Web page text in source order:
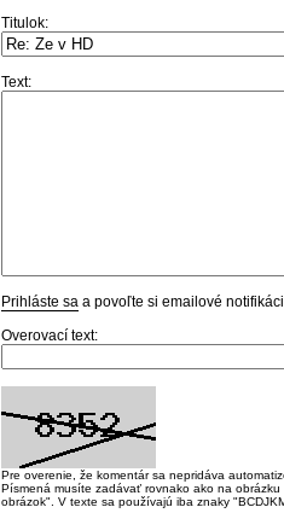
Titulok:
Text:
Prihláste sa a povoľte si emailové
Overovací text:
Pre overenie, že komentár sa nepridáva
Písmená musíte zadávať rovnako ako na
obrázok". V texte sa používajú iba znaky